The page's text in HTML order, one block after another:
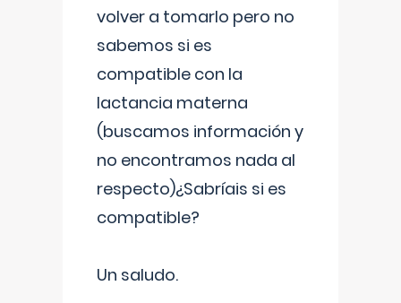
volver a tomarlo pero no
sabemos si es
compatible con la
lactancia materna
(buscamos información y
no encontramos nada al
respecto)¿Sabríais si es
compatible?
Un saludo.